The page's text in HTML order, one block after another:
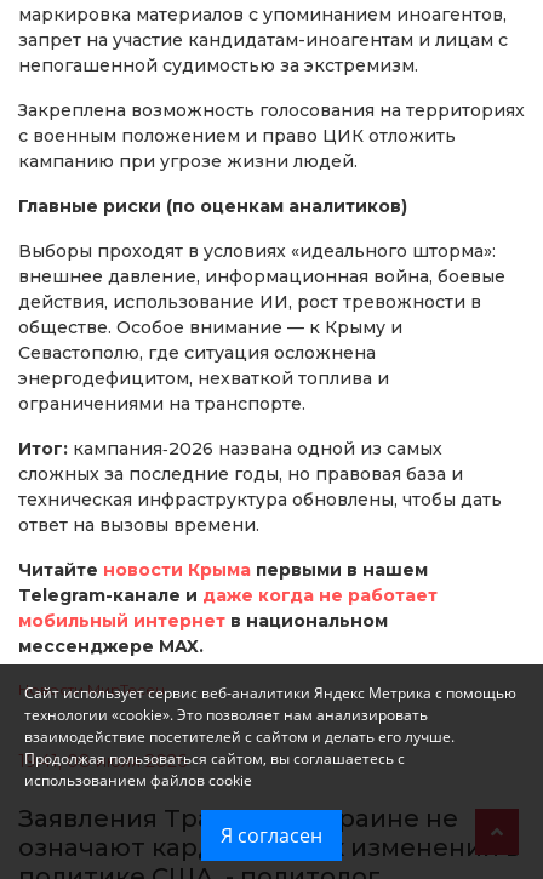
маркировка материалов с упоминанием иноагентов,
запрет на участие кандидатам-иноагентам и лицам с
непогашенной судимостью за экстремизм.
Закреплена возможность голосования на территориях
с военным положением и право ЦИК отложить
кампанию при угрозе жизни людей.
Главные риски (по оценкам аналитиков)
Выборы проходят в условиях «идеального шторма»:
внешнее давление, информационная война, боевые
действия, использование ИИ, рост тревожности в
обществе. Особое внимание — к Крыму и
Севастополю, где ситуация осложнена
энергодефицитом, нехваткой топлива и
ограничениями на транспорте.
Итог: кампания‑2026 названа одной из самых
сложных за последние годы, но правовая база и
техническая инфраструктура обновлены, чтобы дать
ответ на вызовы времени.
Читайте новости Крыма первыми в нашем
Telegram-канале и даже когда не работает
мобильный интернет в национальном
мессенджере MAX.
Новости МирТесен
19:41, 08 июля 2026
Заявления Трампа по Украине не
означают кардинальных изменений в
Сайт использует сервис веб-аналитики Яндекс Метрика с помощью
технологии «cookie». Это позволяет нам анализировать
взаимодействие посетителей с сайтом и делать его лучше.
Продолжая пользоваться сайтом, вы соглашаетесь с
использованием файлов cookie
Я согласен